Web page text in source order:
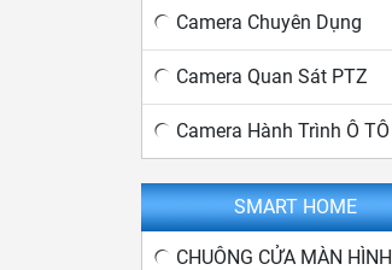
Camera Chuyên Dụng
Camera Quan Sát PTZ
Camera Hành Trình Ô TÔ
SMART HOME
CHUÔNG CỬA MÀN HÌNH